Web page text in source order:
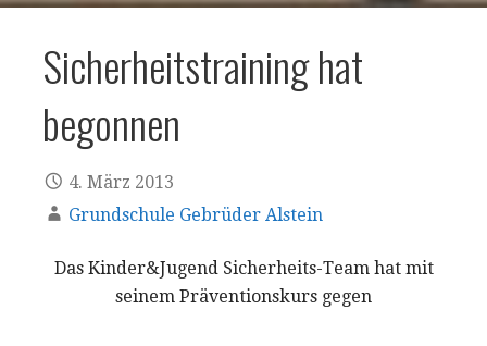
Sicherheitstraining hat
begonnen
4. März 2013
Grundschule Gebrüder Alstein
Das Kinder&Jugend Sicherheits-Team hat mit
seinem Präventionskurs gegen